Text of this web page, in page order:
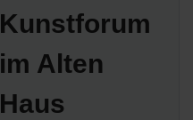
Kunstforum
im Alten
Haus